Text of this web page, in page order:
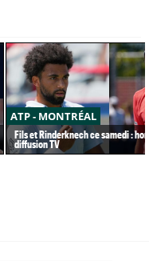
ATP - MONTRÉAL
Fils et Rinderknech ce samedi :
diffusion TV